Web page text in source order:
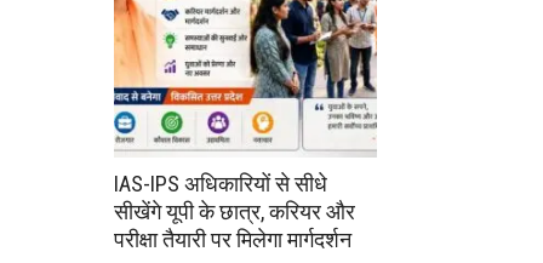
IAS-IPS अधिकारियों से सीधे
सीखेंगे यूपी के छात्र, करियर और
परीक्षा तैयारी पर मिलेगा मार्गदर्शन